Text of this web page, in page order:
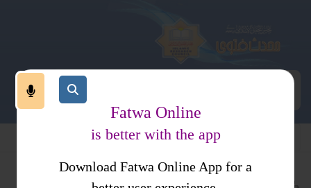
Fatwa Online
is better with the app
Download Fatwa Online App for a